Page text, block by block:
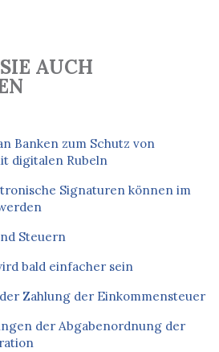
AUCH
Banken zum Schutz von
digitalen Rubeln
Signaturen können im
Steuern
bald einfacher sein
Zahlung der Einkommensteuer
der Abgabenordnung der